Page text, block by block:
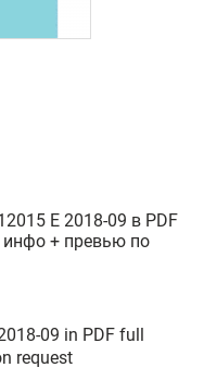
E 2018-09 в PDF
инфо + превью по
09 in PDF full
request